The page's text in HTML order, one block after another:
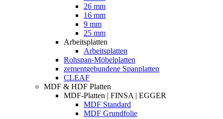
26 mm
16 mm
9 mm
25 mm
Arbeitsplatten
Arbeitsplatten
Rohspan-Möbelplatten
zementgebundene Spanplatten
CLEAF
MDF & HDF Platten
MDF-Platten | FINSA | EGGER
MDF Standard
MDF Grundfolie